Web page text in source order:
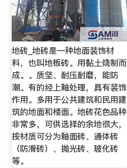
地砖_地砖是一种地面装饰材
料，也叫地板砖。用黏土烧制而
成。。质坚、耐压耐磨，能防
潮。有的经上釉处理，具有装饰
作用。多用于公共建筑和民用建
筑的地面和楼面。地砖花色品种
非常多，可供选择的余地很大，
按材质可分为釉面砖、通体砖
（防滑砖）、抛光砖、玻化砖
等。